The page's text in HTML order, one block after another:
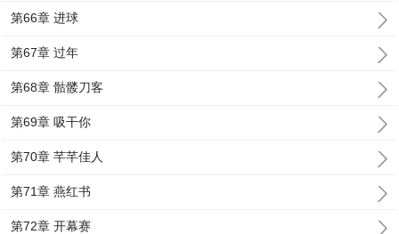
第66章 进球
第67章 过年
第68章 骷髅刀客
第69章 吸干你
第70章 芊芊佳人
第71章 燕红书
第72章 开幕赛